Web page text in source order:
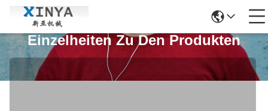
Einzelheiten Zu Den Produkten